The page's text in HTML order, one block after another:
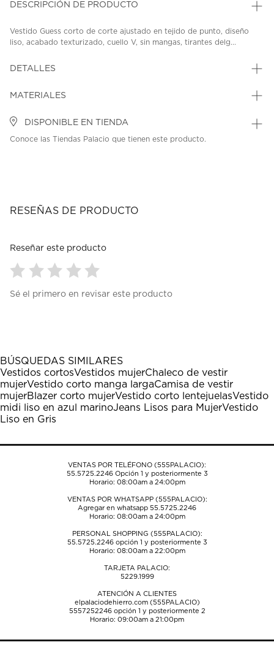
DESCRIPCIÓN DE PRODUCTO
Vestido Guess corto de corte ajustado en tejido de punto, diseño
liso, acabado texturizado, cuello V, sin mangas, tirantes delg...
DETALLES
MATERIALES
DISPONIBLE EN TIENDA
Conoce las Tiendas Palacio que tienen este producto.
RESEÑAS DE PRODUCTO
Reseñar este producto
para
1
estrella
Esta
acción
abrirá
el
formulario
envío.
para
estrellas.
Esta
acción
abrirá
el
formulario
envío.
para
estrellas.
Esta
acción
abrirá
el
formulario
envío.
para
estrellas.
Esta
acción
abrirá
el
envío.
para
estrellas.
Esta
acción
abrirá
el
envío.
Sé el primero en revisar este producto
BÚSQUEDAS SIMILARES
Vestidos cortosVestidos mujerChaleco de vestir
mujerVestido corto manga largaCamisa de vestir
mujerBlazer corto mujerVestido corto lentejuelasVestido
midi liso en azul marinoJeans Lisos para MujerVestido
Liso en Gris
VENTAS POR TELÉFONO (555PALACIO):
55.5725.2246Opción 1 y posteriormente 3
Horario: 08:00am a 24:00pm
VENTAS POR WHATSAPP (555PALACIO):
Agregar en whatsapp 55.5725.2246
Horario: 08:00am a 24:00pm
PERSONAL SHOPPING (555PALACIO):
55.5725.2246opción 1 y posteriormente 3
Horario: 08:00am a 22:00pm
TARJETA PALACIO:
5229.1999
ATENCIÓN A CLIENTES
elpalaciodehierro.com (555PALACIO)
5557252246opción 1 y posteriormente 2
Horario: 09:00am a 21:00pm